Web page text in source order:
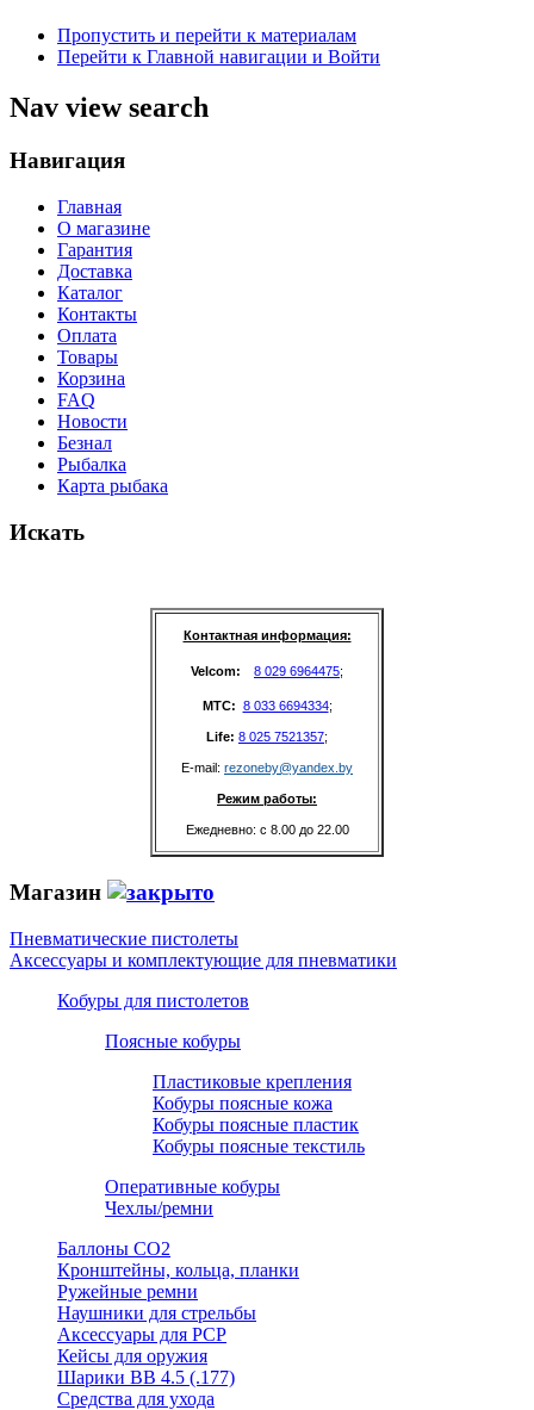
Пропустить и перейти к материалам
Перейти к Главной навигации и Войти
Nav view search
Навигация
Главная
О магазине
Гарантия
Доставка
Каталог
Контакты
Оплата
Товары
Корзина
FAQ
Новости
Безнал
Рыбалка
Карта рыбака
Искать
Контактная информация:
Velcom: 8 029 6964475;
MTC: 8 033 6694334;
Life: 8 025 7521357;
E-mail: rezoneby@yandex.by
Режим работы:
Ежедневно: с 8.00 до 22.00
Магазин
Пневматические пистолеты
Аксессуары и комплектующие для пневматики
Кобуры для пистолетов
Поясные кобуры
Пластиковые крепления
Кобуры поясные кожа
Кобуры поясные пластик
Кобуры поясные текстиль
Оперативные кобуры
Чехлы/ремни
Баллоны СО2
Кронштейны, кольца, планки
Ружейные ремни
Наушники для стрельбы
Аксессуары для PCP
Кейсы для оружия
Шарики ВВ 4.5 (.177)
Средства для ухода